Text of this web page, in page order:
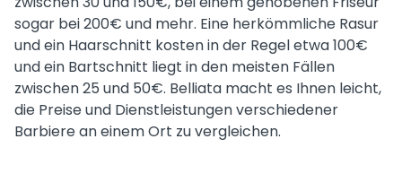
sogar bei 200€ und mehr. Eine herkömmliche Rasur
und ein Haarschnitt kosten in der Regel etwa 100€
und ein Bartschnitt liegt in den meisten Fällen
zwischen 25 und 50€. Belliata macht es Ihnen leicht,
die Preise und Dienstleistungen verschiedener
Barbiere an einem Ort zu vergleichen.